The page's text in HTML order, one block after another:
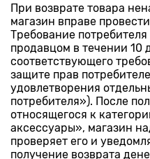
При возврате товара
магазин вправе
Требование
продавцом в течении 10
соответствующего
защите прав
удовлетворения
потребителя»). После
относящегося к
аксессуары», магазин
проверяет его и
получение возврата